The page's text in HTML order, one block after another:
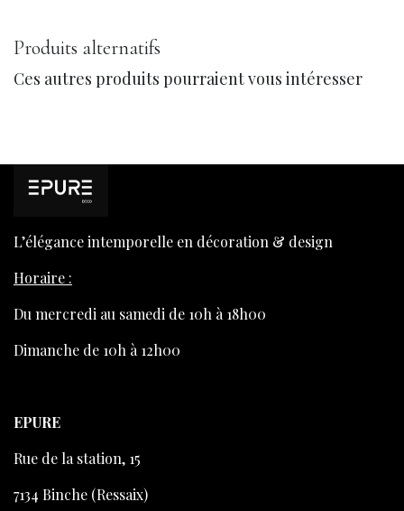
Produits alternatifs
Ces autres produits pourraient vous intéresser
L’élégance intemporelle en décoration & design
Horaire :
Du mercredi au samedi de 10h à 18h00
Dimanche de 10h à 12h00
EPURE
Rue de la station, 15
7134 Binche (Ressaix)